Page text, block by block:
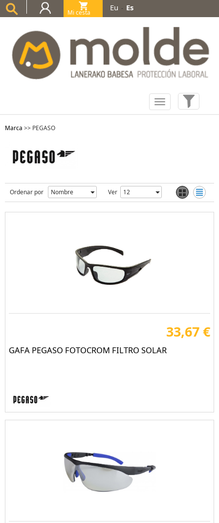
Mi cesta
(0)
Eu - Es
Marca >> PEGASO
Ordenar por Ver
33,67 €
GAFA PEGASO FOTOCROM FILTRO SOLAR